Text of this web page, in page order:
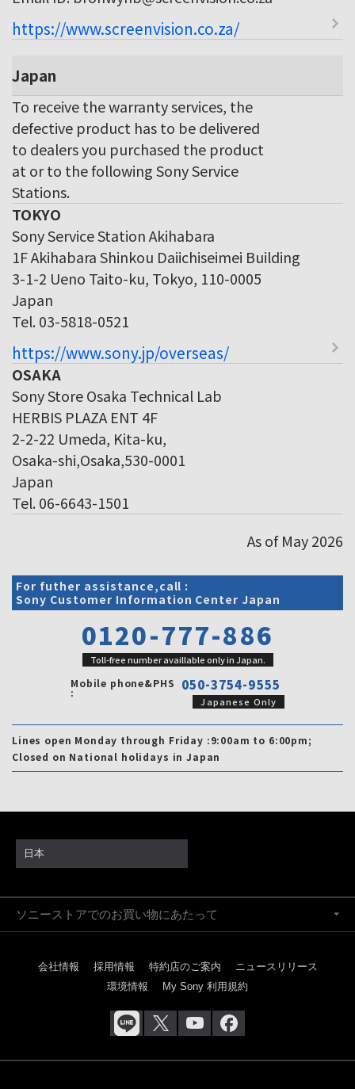
https://www.screenvision.co.za/
Japan
To receive the warranty services, the
defective product has to be delivered
to dealers you purchased the product
at or to the following Sony Service
Stations.
TOKYO
Sony Service Station Akihabara
1F Akihabara Shinkou Daiichiseimei Building
3-1-2 Ueno Taito-ku, Tokyo, 110-0005
Japan
Tel. 03-5818-0521
https://www.sony.jp/overseas/
OSAKA
Sony Store Osaka Technical Lab
HERBIS PLAZA ENT 4F
2-2-22 Umeda, Kita-ku,
Osaka-shi,Osaka,530-0001
Japan
Tel. 06-6643-1501
As of May 2026
For futher assistance,call :
Sony Customer Information Center Japan
0120-777-886
Toll-free number availlable only in Japan.
Mobile phone&PHS
: 050-3754-9555
Japanese Only
Lines open Monday through Friday :9:00am to 6:00pm;
Closed on National holidays in Japan
日本
ソニーストアでのお買い物にあたって
会社情報 採用情報 特約店のご案内
ニュースリリース
環境情報
My Sony 利用規約